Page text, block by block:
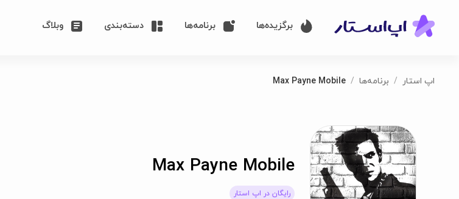
برگزیده‌ها برنامه‌ها دسته‌بندی وبلاگ
اپ استار برنامه‌ها Max Payne Mobile
Max Payne Mobile
رایگان در اپ استار